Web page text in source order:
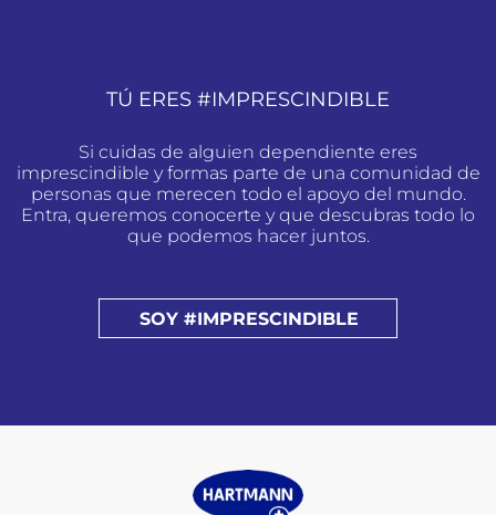
TÚ ERES #IMPRESCINDIBLE
Si cuidas de alguien dependiente eres
imprescindible y formas parte de una comunidad de
personas que merecen todo el apoyo del mundo.
Entra, queremos conocerte y que descubras todo lo
que podemos hacer juntos.
SOY #IMPRESCINDIBLE